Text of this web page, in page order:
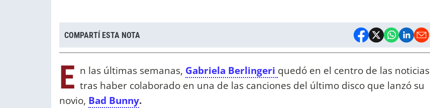
COMPARTÍ ESTA NOTA
E n las últimas semanas, Gabriela Berlingeri quedó en el centro de las noticias
tras haber colaborado en una de las canciones del último disco que lanzó su
novio, Bad Bunny.